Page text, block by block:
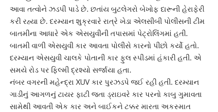
આવા તત્વોને ઝડપી પાડે છે. છતાંય બુટલેગરો બેખોફ દારૂની હેરાફેરી
કરી રહ્યા છે. દરમ્યાન શુક્રવારે રાત્રે ખેડા એલસીબી પોલીસની ટીમ
બાતમીના આધારે એક એસયુવીની તપાસમાં પેટ્રોલિંગમાં હતી.
બાતમી વાળી એસયુવી કાર આવતા પોલીસે કારનો પીછો કર્યો હતો.
દરમ્યાન એસયુવી ચાલકે પોતાની કાર ફુલ સ્પીડમાં હંકારી હતી. એ
સમયે રોડ પર ફિલ્મી દ્રશ્યો સર્જાયા હતા.
નંબર વગરની મહેન્દ્રા XUV કાર પુરઝડપે જઈ રહી હતી. દરમ્યાન
ગાડીનું આગળનું ટાયર ફાટી જતા ડ્રાઇવરે કાર પરનો કાબુ ગુમાવતા
સામેથી આવતી એક કાર અને બાઈકને ટક્કર મારતા અકસ્માત